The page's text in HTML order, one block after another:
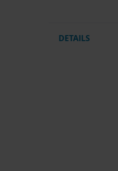
DETAILS